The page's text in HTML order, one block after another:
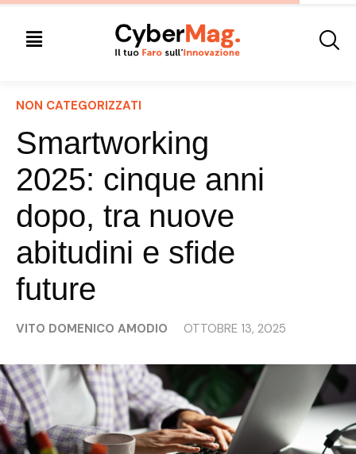
NON CATEGORIZZATI
Smartworking
2025: cinque anni
dopo, tra nuove
abitudini e sfide
future
VITO DOMENICO AMODIO OTTOBRE 13, 2025